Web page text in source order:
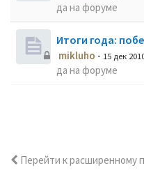
да на форуме
Итоги года:
mikluho - 15 дек
да на форуме
Перейти к расширенному